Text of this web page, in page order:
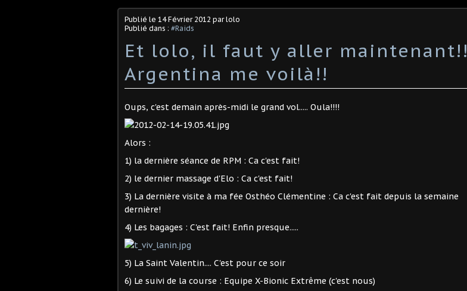
Publié le 14 Février 2012 par lolo
Publié dans : #Raids
Et lolo, il faut y aller maintenant!!
Argentina me voilà!!
Oups, c'est demain après-midi le grand vol..... Oula!!!!
Alors :
1) la dernière séance de RPM : Ca c'est fait!
2) le dernier massage d'Elo : Ca c'est fait!
3) La dernière visite à ma fée Osthéo Clémentine : Ca c'est fait depuis la semaine
dernière!
4) Les bagages : C'est fait! Enfin presque.....
5) La Saint Valentin.... C'est pour ce soir
6) Le suivi de la course : Equipe X-Bionic Extrême (c'est nous)